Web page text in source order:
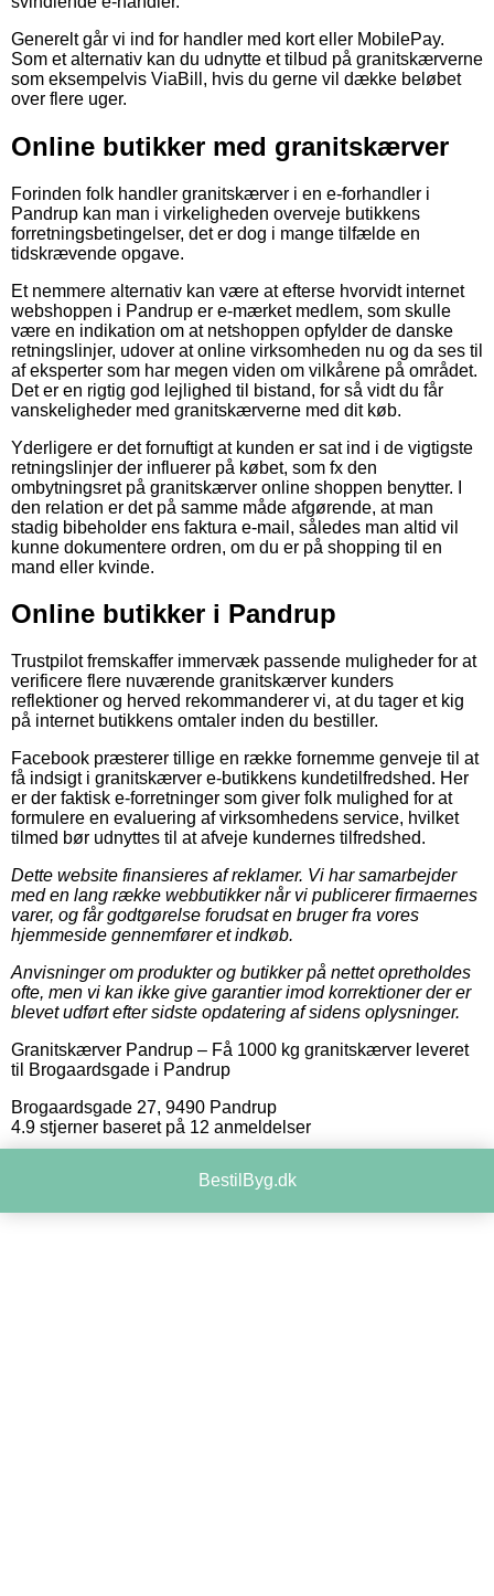
Generelt går vi ind for handler med kort eller MobilePay.
Som et alternativ kan du udnytte et tilbud på granitskærverne
som eksempelvis ViaBill, hvis du gerne vil dække beløbet
over flere uger.
Online butikker med granitskærver
Forinden folk handler granitskærver i en e-forhandler i
Pandrup kan man i virkeligheden overveje butikkens
forretningsbetingelser, det er dog i mange tilfælde en
tidskrævende opgave.
Et nemmere alternativ kan være at efterse hvorvidt internet
webshoppen i Pandrup er e-mærket medlem, som skulle
være en indikation om at netshoppen opfylder de danske
retningslinjer, udover at online virksomheden nu og da ses til
af eksperter som har megen viden om vilkårene på området.
Det er en rigtig god lejlighed til bistand, for så vidt du får
vanskeligheder med granitskærverne med dit køb.
Yderligere er det fornuftigt at kunden er sat ind i de vigtigste
retningslinjer der influerer på købet, som fx den
ombytningsret på granitskærver online shoppen benytter. I
den relation er det på samme måde afgørende, at man
stadig bibeholder ens faktura e-mail, således man altid vil
kunne dokumentere ordren, om du er på shopping til en
mand eller kvinde.
Online butikker i Pandrup
Trustpilot fremskaffer immervæk passende muligheder for at
verificere flere nuværende granitskærver kunders
reflektioner og herved rekommanderer vi, at du tager et kig
på internet butikkens omtaler inden du bestiller.
Facebook præsterer tillige en række fornemme genveje til at
få indsigt i granitskærver e-butikkens kundetilfredshed. Her
er der faktisk e-forretninger som giver folk mulighed for at
formulere en evaluering af virksomhedens service, hvilket
tilmed bør udnyttes til at afveje kundernes tilfredshed.
Dette website finansieres af reklamer. Vi har samarbejder
med en lang række webbutikker når vi publicerer firmaernes
varer, og får godtgørelse forudsat en bruger fra vores
hjemmeside gennemfører et indkøb.
Anvisninger om produkter og butikker på nettet opretholdes
ofte, men vi kan ikke give garantier imod korrektioner der er
blevet udført efter sidste opdatering af sidens oplysninger.
Granitskærver Pandrup – Få 1000 kg granitskærver leveret
til Brogaardsgade i Pandrup
Brogaardsgade 27, 9490 Pandrup
4.9 stjerner baseret på 12 anmeldelser
BestilByg.dk